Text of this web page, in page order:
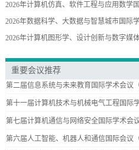
2026年计算机仿真、软件工程与应用数学
2026年数据科学、大数据与智慧城市国际
2026年计算机图形学、设计创新与数字媒
重要会议推荐
第二届信息系统与未来教育国际学术会议（
第十一届计算机技术与机械电气工程国际
第七届计算机通信与网络安全国际学术会议
第六届人工智能、机器人和通信国际会议（